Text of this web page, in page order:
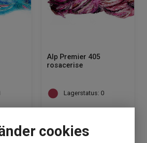
cookies
Alp Premier 405
rosacerise
Lagerstatus: 0